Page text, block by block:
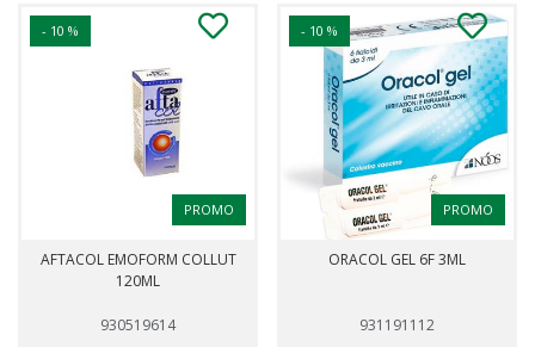
- 10 %
PROMO
AFTACOL EMOFORM COLLUT
120ML
930519614
- 10 %
PROMO
ORACOL GEL 6F 3ML
931191112